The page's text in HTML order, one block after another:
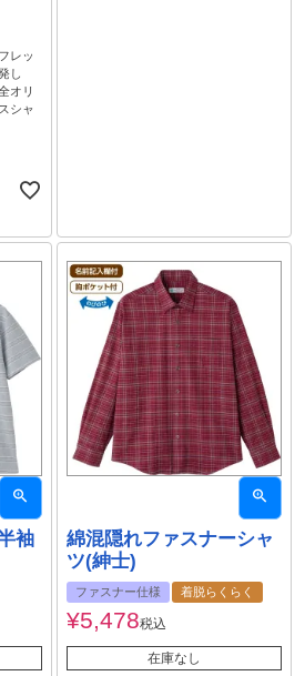
レッ
し
オリ
シャ
袖
綿混隠れファスナーシャ
ツ(紳士)
ファスナー仕様 着脱らくらく
¥5,478税込
在庫なし